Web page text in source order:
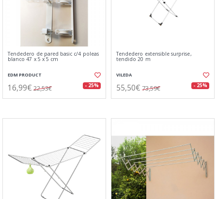
Tendedero de pared basic c/4 poleas
blanco 47 x 5 x 5 cm
EDM PRODUCT
16,99€ 22,53€ - 25%
Tendedero extensible surprise,
tendido 20 m
VILEDA
55,50€ 73,59€ - 25%